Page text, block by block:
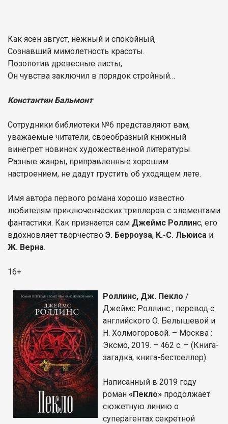
Как ясен август, нежный и спокойный,
Сознавший мимолетность красоты.
Позолотив древесные листы,
Он чувства заключил в порядок стройный…
Константин Бальмонт
Сотрудники библиотеки №6 представляют вам,
уважаемые читатели, своеобразный книжный
винегрет новинок художественной литературы.
Разные жанры, приправленные хорошим
настроением, не дадут грустить об уходящем лете.
Имя автора первого романа хорошо известно
любителям приключенческих триллеров с элементами
фантастики. Как признается сам Джеймс Роллинс, его
вдохновляет творчество Э. Берроуза, К.-С. Льюиса и
Ж. Верна.
16+
Роллинс, Дж. Пекло /
Джеймс Роллинс ; перевод с
английского О. Белышевой и
Н. Холмогоровой. – Москва :
Эксмо, 2019. – 462 с. – (Книга-
загадка, книга-бестселлер).
Написанный в 2019 году
роман «Пекло» продолжает
сюжетную линию о
суперагентах секретной